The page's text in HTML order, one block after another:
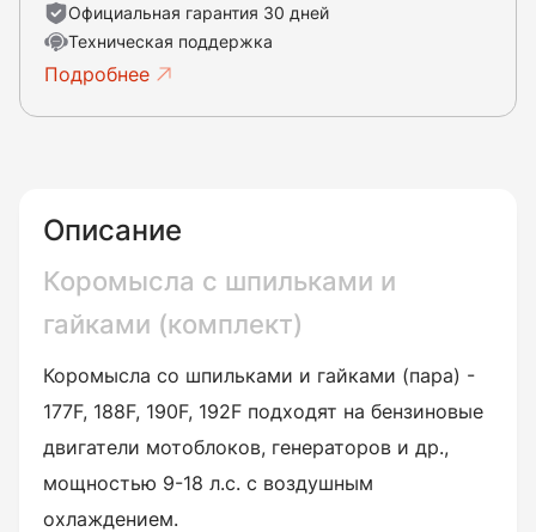
Официальная гарантия 30 дней
Техническая поддержка
Подробнее
Описание
Коромысла с шпильками и
гайками (комплект)
Коромысла со шпильками и гайками (пара) -
177F, 188F, 190F, 192F подходят на бензиновые
двигатели мотоблоков, генераторов и др.,
мощностью 9-18 л.с. с воздушным
охлаждением.